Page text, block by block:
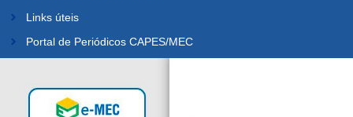
Links úteis
Portal de Periódicos CAPES/MEC